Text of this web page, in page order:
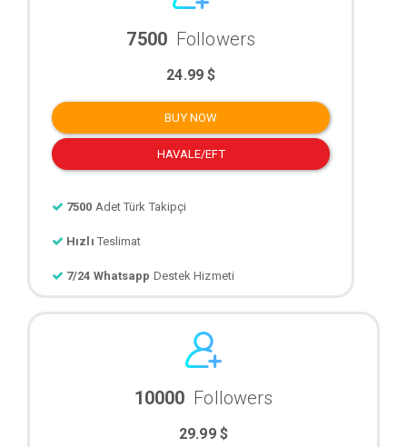
7500 Followers
24.99 $
BUY NOW
HAVALE/EFT
7500 Adet Türk Takipçi
Hızlı Teslimat
7/24 Whatsapp Destek Hizmeti
10000 Followers
29.99 $